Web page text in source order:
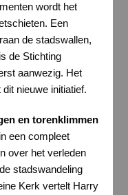
wordt het
Een
de stadswallen,
de Stichting
aanwezig. Het
nieuwe initiatief.
en torenklimmen
een compleet
over het verleden
stadswandeling
Kerk vertelt Harry